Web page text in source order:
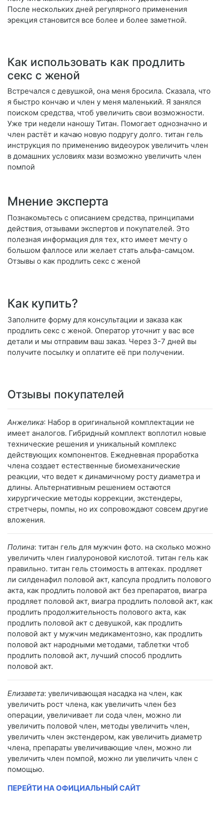
После нескольких дней регулярного применения
эрекция становится все более и более заметной.
Как использовать как продлить
секс с женой
Встречался с девушкой, она меня бросила. Сказала, что
я быстро кончаю и член у меня маленький. Я занялся
поиском средства, чтоб увеличить свои возможности.
Уже три недели наношу Титан. Помогает однозначно и
член растёт и качаю новую подругу долго. титан гель
инструкция по применению видеоурок увеличить член
в домашних условиях мази возможно увеличить член
помпой
Мнение эксперта
Познакомьтесь с описанием средства, принципами
действия, отзывами экспертов и покупателей. Это
полезная информация для тех, кто имеет мечту о
большом фаллосе или желает стать альфа-самцом.
Отзывы о как продлить секс с женой
Как купить?
Заполните форму для консультации и заказа как
продлить секс с женой. Оператор уточнит у вас все
детали и мы отправим ваш заказ. Через 3-7 дней вы
получите посылку и оплатите её при получении.
Отзывы покупателей
Анжелика: Набор в оригинальной комплектации не
имеет аналогов. Гибридный комплект воплотил новые
технические решения и уникальный комплекс
действующих компонентов. Ежедневная проработка
члена создает естественные биомеханические
реакции, что ведет к динамичному росту диаметра и
длины. Альтернативным решением остаются
хирургические методы коррекции, экстендеры,
стретчеры, помпы, но их сопровождают совсем другие
вложения.
Полина: титан гель для мужчин фото. на сколько можно
увеличить член гиалуроновой кислотой. титан гель как
правильно. титан гель стоимость в аптеках. продляет
ли силденафил половой акт, капсула продлить полового
акта, как продлить половой акт без препаратов, виагра
продляет половой акт, виагра продлить половой акт, как
продлить продолжительность полового акта, как
продлить половой акт с девушкой, как продлить
половой акт у мужчин медикаментозно, как продлить
половой акт народными методами, таблетки чтоб
продлить половой акт, лучший способ продлить
половой акт.
Елизавета: увеличивающая насадка на член, как
увеличить рост члена, как увеличить член без
операции, увеличивает ли сода член, можно ли
увеличить половой член, методы увеличить член,
увеличить член экстендером, как увеличить диаметр
члена, препараты увеличивающие член, можно ли
увеличить член помпой, можно ли увеличить член с
помощью.
ПЕРЕЙТИ НА ОФИЦИАЛЬНЫЙ САЙТ